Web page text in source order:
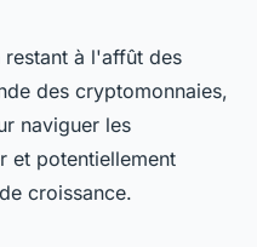
restant à l'affût des
des cryptomonnaies,
naviguer les
et potentiellement
croissance.